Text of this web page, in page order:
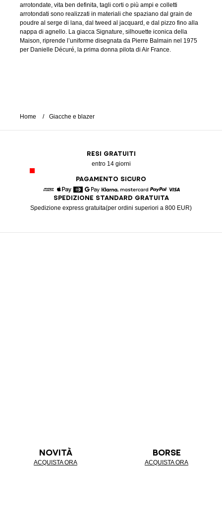
arrotondate, vita ben definita, tagli corti o più ampi e colletti
arrotondati sono realizzati in materiali che spaziano dal grain de
poudre al serge di lana, dal tweed al jacquard, e dal pizzo fino alla
nappa di agnello. La giacca Signature, silhouette iconica della
Maison, riprende l’uniforme disegnata da Pierre Balmain nel 1975
per Danielle Décuré, la prima donna pilota di Air France.
Home Giacche e blazer
RESI GRATUITI
entro 14 giorni
PAGAMENTO SICURO
American Express
Apple Pay
DinersGoogle Pay
Klarna MastercardPaypal
SPEDIZIONE STANDARD GRATUITA
Spedizione express gratuita(per ordini superiori a 800 EUR)
NOVITÀ
ACQUISTA ORA
BORSE
ACQUISTA ORA